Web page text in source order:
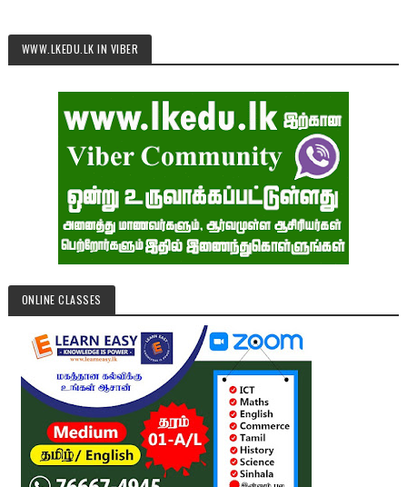
WWW.LKEDU.LK IN VIBER
ONLINE CLASSES